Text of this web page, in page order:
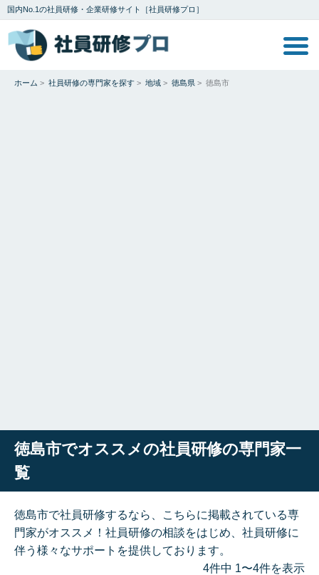
国内No.1の社員研修・企業研修サイト［社員研修プロ］
ホーム > 社員研修の専門家を探す > 地域 > 徳島県 > 徳島市
徳島市でオススメの社員研修の専門家一
覧
徳島市で社員研修するなら、こちらに掲載されている専
門家がオススメ！社員研修の相談をはじめ、社員研修に
伴う様々なサポートを提供しております。
4件中 1〜4件を表示